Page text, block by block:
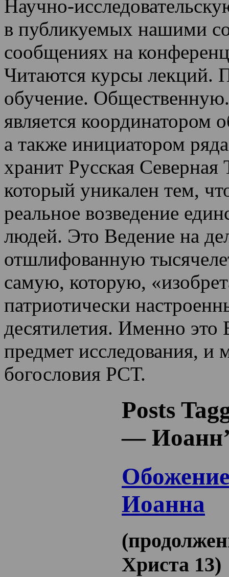
Научно-
в публикуемых нашими
сообщениях на
Читаются курсы лекций.
обучение.
является
а также инициатором
хранит Русская
который уникален тем,
реальное возведение
людей. Это Ведение на
отшлифованную
самую, которую,
патриотически
десятилетия. Именно это
предмет исследования, и
богословия РСТ.
Posts
—
Иоанна
Христа 13)